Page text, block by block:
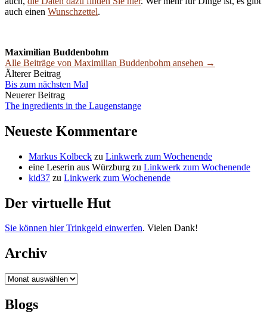
auch einen Wunschzettel.
Maximilian Buddenbohm
Alle Beiträge von Maximilian Buddenbohm ansehen →
Beitrags-
Navigation
Älterer Beitrag
Bis zum nächsten Mal
Neuerer Beitrag
The ingredients in the Laugenstange
Neueste Kommentare
Markus Kolbeck zu Linkwerk zum Wochenende
eine Leserin aus Würzburg zu Linkwerk zum Wochenende
kid37 zu Linkwerk zum Wochenende
Der virtuelle Hut
Sie können hier Trinkgeld einwerfen. Vielen Dank!
Archiv
Archiv
Blogs